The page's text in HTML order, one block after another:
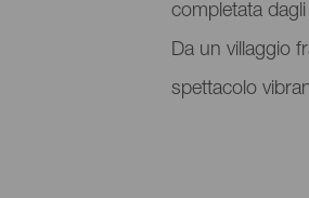
completata
Da un villaggio
spettacolo